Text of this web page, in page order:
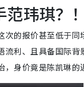
玮琪？！
的报价甚至低于
利、且具备国际
身价竟是陈凯琳的